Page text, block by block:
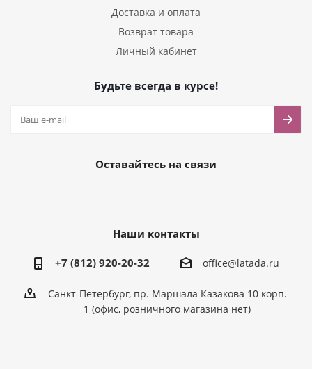
Доставка и оплата
Возврат товара
Личный кабинет
Будьте всегда в курсе!
Оставайтесь на связи
Наши контакты
+7 (812) 920-20-32 office@latada.ru
Санкт-Петербург, пр. Маршала Казакова 10 корп.
1 (офис, розничного магазина нет)